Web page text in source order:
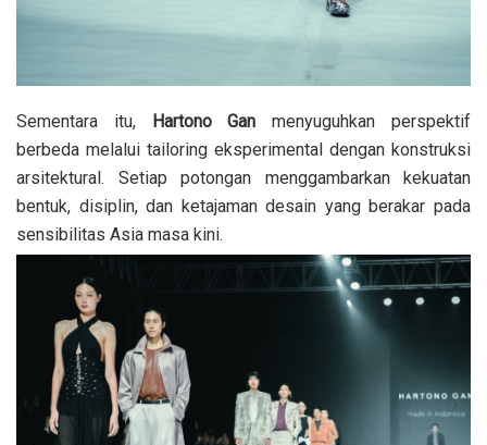
Sementara itu, Hartono Gan menyuguhkan perspektif
berbeda melalui tailoring eksperimental dengan konstruksi
arsitektural. Setiap potongan menggambarkan kekuatan
bentuk, disiplin, dan ketajaman desain yang berakar pada
sensibilitas Asia masa kini.